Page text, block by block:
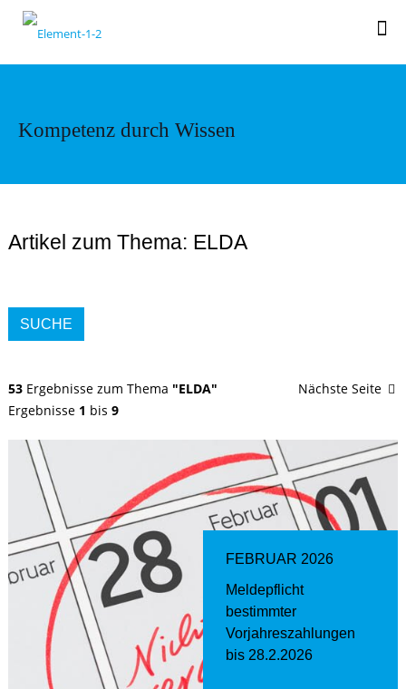
Kompetenz durch Wissen
Artikel zum Thema: ELDA
SUCHE
53 Ergebnisse zum Thema "ELDA"
Ergebnisse 1 bis9
Nächste Seite
FEBRUAR 2026
Meldepflicht
bestimmter
Vorjahreszahlungen
bis 28.2.2026